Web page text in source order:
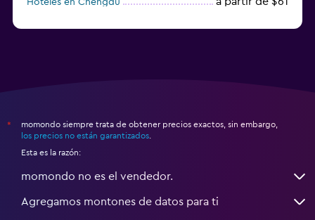
Hoteles en Chengdu
*
momondo siempre trata de obtener precios exactos, sin embargo,
los precios no están garantizados
Esta es la razón:
momondo no es el vendedor.
Agregamos montones de datos para ti